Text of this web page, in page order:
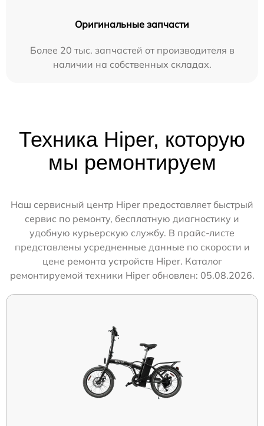
Оригинальные запчасти
Более 20 тыс. запчастей от производителя в
наличии на собственных складах.
Техника Hiper, которую
мы ремонтируем
Наш сервисный центр Hiper предоставляет быстрый
сервис по ремонту, бесплатную диагностику и
удобную курьерскую службу. В прайс-листе
представлены усредненные данные по скорости и
цене ремонта устройств Hiper. Каталог
ремонтируемой техники Hiper обновлен: 05.08.2026.